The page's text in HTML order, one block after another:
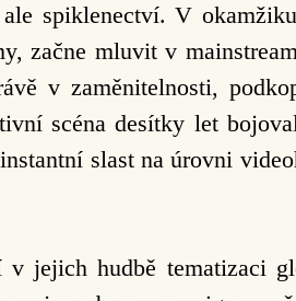
spiklenectví. V
začne mluvit v
v zaměnitelnosti,
scéna desítky let
slast na úrovni
v jejich hudbě tematizaci